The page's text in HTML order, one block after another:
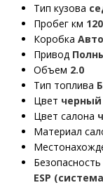
Тип кузова
Пробег км
Коробка
Привод
Объем 2.0
Тип топлива
Цвет черный
Цвет салона
Материал
Безопасность
ESP